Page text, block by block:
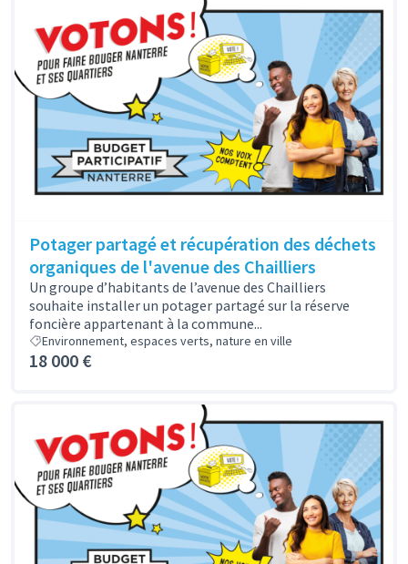
Potager partagé et récupération des déchets
organiques de l'avenue des Chailliers
Un groupe d’habitants de l’avenue des Chailliers
souhaite installer un potager partagé sur la réserve
foncière appartenant à la commune...
Environnement, espaces verts, nature en ville
18 000 €